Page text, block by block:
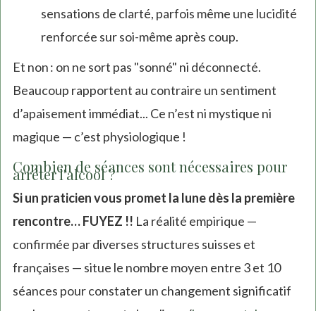
sensations de clarté, parfois même une lucidité
renforcée sur soi-même après coup.
Et non : on ne sort pas "sonné" ni déconnecté.
Beaucoup rapportent au contraire un sentiment
d’apaisement immédiat... Ce n’est ni mystique ni
magique — c’est physiologique !
Combien de séances sont nécessaires pour
arrêter l'alcool ?
Si un praticien vous promet la lune dès la première
rencontre… FUYEZ !! La réalité empirique —
confirmée par diverses structures suisses et
françaises — situe le nombre moyen entre 3 et 10
séances pour constater un changement significatif